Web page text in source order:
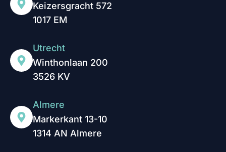
Keizersgracht 572
1017 EM
Utrecht
Winthonlaan 200
3526 KV
Almere
Markerkant 13-10
1314 AN Almere